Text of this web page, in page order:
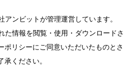
アンビットが管理運営しています。
た情報を閲覧・使用・ダウンロードさ
ポリシーにご同意いただいたものとさ
ください。